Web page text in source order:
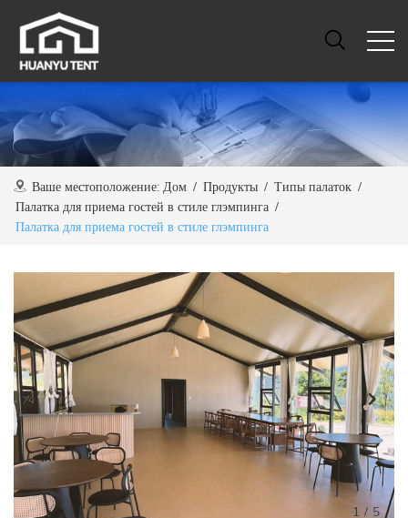
Ваше местоположение: Дом / Продукты / Типы палаток /
Палатка для приема гостей в стиле глэмпинга /
Палатка для приема гостей в стиле глэмпинга
1 / 5